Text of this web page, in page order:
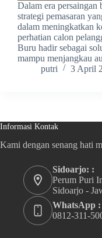
Dalam era persaingan
strategi pemasaran
dalam meningkatkan
perhatian calon
Buru hadir sebagai
mampu menjangkau
putri
3 April
Informasi Kontak
Kami dengan senang hati
Sidoarjo: :
Perum Puri
Sidoarjo -
WhatsApp :
0812-311-